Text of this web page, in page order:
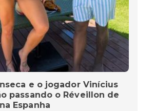
e o jogador Vinícius
passando o Réveillon de
Espanha